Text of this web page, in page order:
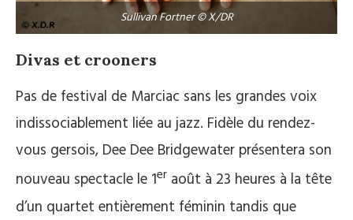
Sullivan Fortner © X/DR
Divas et crooners
Pas de festival de Marciac sans les grandes voix
indissociablement liée au jazz. Fidèle du rendez-
vous gersois, Dee Dee Bridgewater présentera son
nouveau spectacle le 1er août à 23 heures à la tête
d’un quartet entièrement féminin tandis que